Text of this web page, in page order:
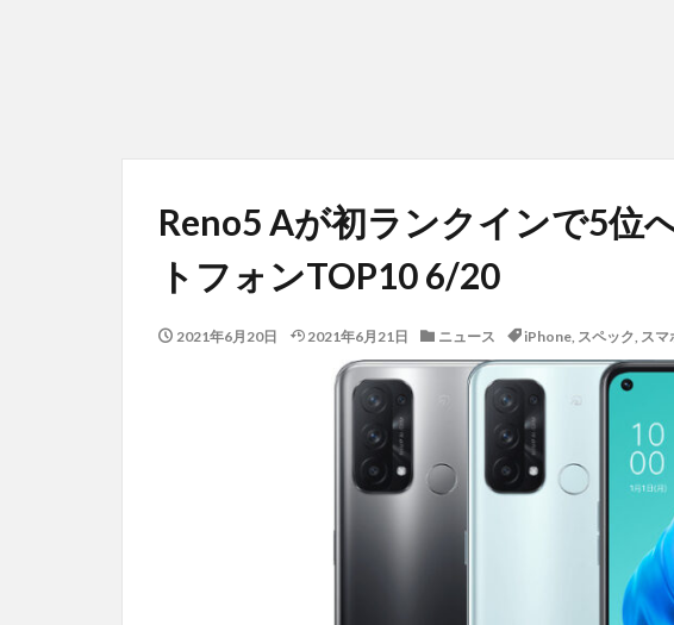
Reno5 Aが初ランクインで5位
トフォンTOP10 6/20
2021年6月20日 2021年6月21日 ニュース iPhone, スペック, スマ